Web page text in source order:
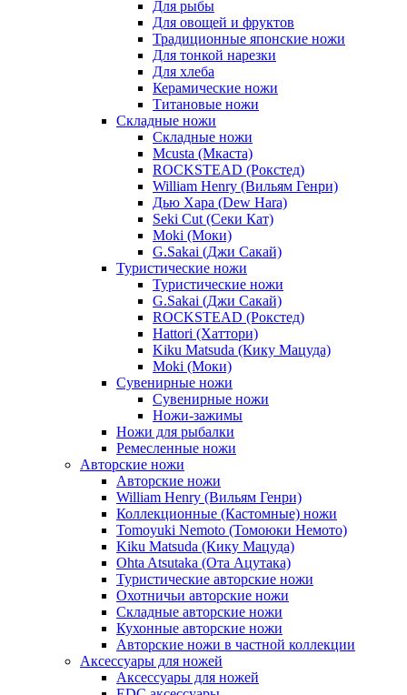
Для рыбы
Для овощей и фруктов
Традиционные японские ножи
Для тонкой нарезки
Для хлеба
Керамические ножи
Титановые ножи
Складные ножи
Складные ножи
Mcusta (Мкаста)
ROCKSTEAD (Рокстед)
William Henry (Вильям Генри)
Дью Хара (Dew Hara)
Seki Cut (Секи Кат)
Moki (Моки)
G.Sakai (Джи Сакай)
Туристические ножи
Туристические ножи
G.Sakai (Джи Сакай)
ROCKSTEAD (Рокстед)
Hattori (Хаттори)
Kiku Matsuda (Кику Мацуда)
Moki (Моки)
Сувенирные ножи
Сувенирные ножи
Ножи-зажимы
Ножи для рыбалки
Ремесленные ножи
Авторские ножи
Авторские ножи
William Henry (Вильям Генри)
Коллекционные (Кастомные) ножи
Tomoyuki Nemoto (Томоюки Немото)
Kiku Matsuda (Кику Мацуда)
Ohta Atsutaka (Ота Ацутака)
Туристические авторские ножи
Охотничьи авторские ножи
Складные авторские ножи
Кухонные авторские ножи
Авторские ножи в частной коллекции
Аксессуары для ножей
Аксессуары для ножей